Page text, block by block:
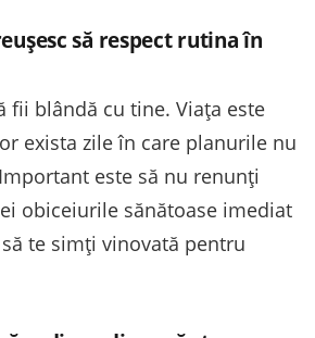
să respect rutina în
fii blândă cu tine. Viața este
exista zile în care planurile nu
este să nu renunți
obiceiurile sănătoase imediat
te simți vinovată pentru